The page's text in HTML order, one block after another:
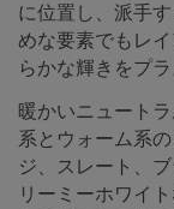
に位置し、派手
めな要素でもレ
らかな輝きをプラ
暖かいニュート
系とウォーム系
ジ、スレート、
リーミーホワイ